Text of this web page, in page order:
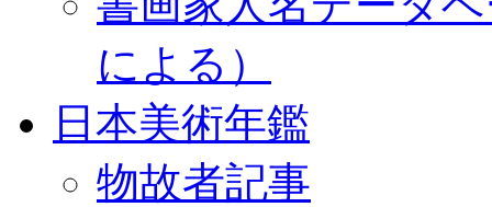
による）
日本美術年鑑
物故者記事